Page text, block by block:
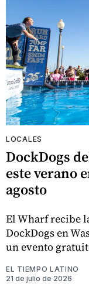
LOCALES
DockDogs
este verano
agosto
El Wharf recibe
DockDogs en
un evento
EL TIEMPO LATINO
21 de julio de 2026